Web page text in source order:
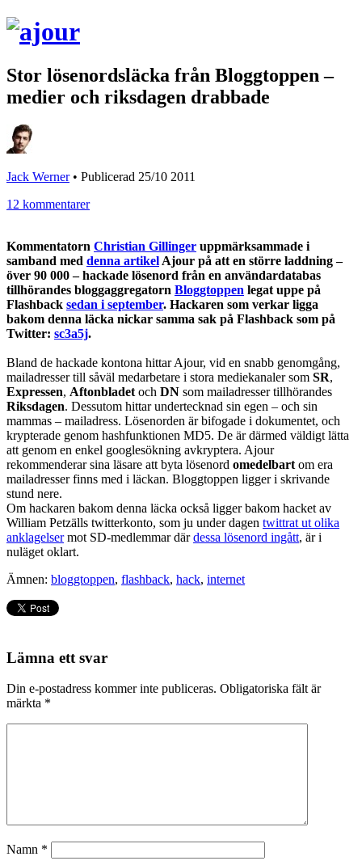
Stor lösenordsläcka från Bloggtoppen –
medier och riksdagen drabbade
Jack Werner• Publicerad 25/10 2011
12 kommentarer
Kommentatorn Christian Gillinger uppmärksammade i
samband med denna artikel Ajour på att en större laddning –
över 90 000 – hackade lösenord från en användardatabas
tillhörandes bloggaggregatorn Bloggtoppen legat uppe på
Flashback sedan i september. Hackaren som verkar ligga
bakom denna läcka nickar samma sak på Flashback som på
Twitter: sc3a5j.
Bland de hackade kontona hittar Ajour, vid en snabb genomgång,
mailadresser till såväl medarbetare i stora mediekanaler som SR,
Expressen, Aftonbladet och DN som mailadresser tillhörandes
Riksdagen. Dessutom hittar undertecknad sin egen – och sin
mammas – mailadress. Lösenorden är bifogade i dokumentet, och
krypterade genom hashfunktionen MD5. De är därmed väldigt lätta
att genom en enkel googlesökning avkryptera. Ajour
rekommenderar sina läsare att byta lösenord omedelbart om era
mailadresser finns med i läckan. Bloggtoppen ligger i skrivande
stund nere.
Om hackaren bakom denna läcka också ligger bakom hacket av
William Petzälls twitterkonto, som ju under dagen twittrat ut olika
anklagelsermot SD-medlemmar därdessa lösenord ingått, är i
nuläget oklart.
Ämnen: bloggtoppen, flashback, hack, internet
Lämna ett svar
Din e-postadress kommer inte publiceras. Obligatoriska fält är
märkta *
Namn *